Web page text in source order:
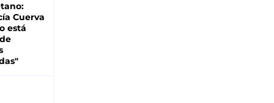
Cuerva
está